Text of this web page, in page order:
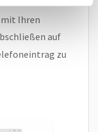
mit Ihren
auf
zu